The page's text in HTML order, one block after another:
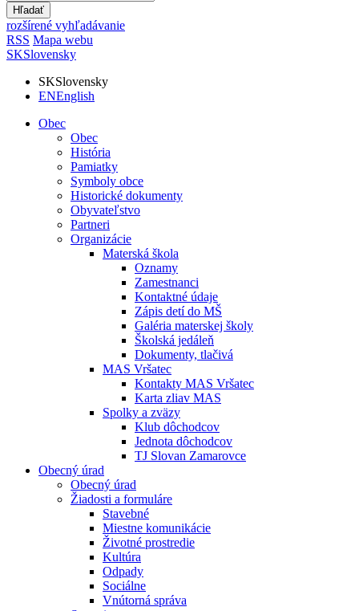
Hľadať
rozšírené vyhľadávanie
RSS Mapa webu
SKSlovensky
SKSlovensky
ENEnglish
Obec
Obec
História
Pamiatky
Symboly obce
Historické dokumenty
Obyvateľstvo
Partneri
Organizácie
Materská škola
Oznamy
Zamestnanci
Kontaktné údaje
Zápis detí do MŠ
Galéria materskej školy
Školská jedáleň
Dokumenty, tlačivá
MAS Vršatec
Kontakty MAS Vršatec
Karta zliav MAS
Spolky a zväzy
Klub dôchodcov
Jednota dôchodcov
TJ Slovan Zamarovce
Obecný úrad
Obecný úrad
Žiadosti a formuláre
Stavebné
Miestne komunikácie
Životné prostredie
Kultúra
Odpady
Sociálne
Vnútorná správa